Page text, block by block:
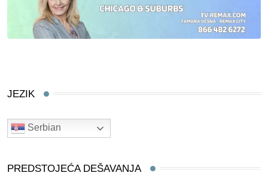
JEZIK
Serbian
PREDSTOJEĆA DEŠAVANJA